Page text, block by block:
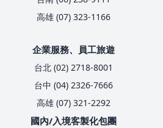
高雄 (07) 323-1166
企業服務、員工旅遊
台北 (02) 2718-8001
台中 (04) 2326-7666
高雄 (07) 321-2292
國內/入境客製化包團